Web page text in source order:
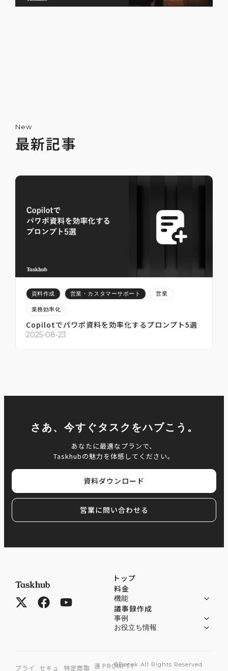
New
最新記事
資料作成 営業・カスタマーサポート 営業
業務効率化
Copilotでパワポ資料を効率化するプロンプト5選
2025-08-23
さあ、今すぐタスクをハブこう。
あなたに最適なプランで、
Taskhubの魅力を体感してください。
資料ダウンロード
営業に問い合わせる
トップ
料金
機能
議事録作成
事例
お役立ち情報
©Bocek All Rights Reserved.
プライ セキュ 特定商取 運 PROMPTY